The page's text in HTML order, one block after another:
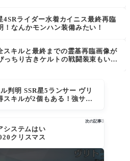
率先して行くのやめなさいよｗ
4SRライダー水着カイニス最終再臨
！なんかモンハン装備みたい！
スキルと最終までの霊基再臨画像が
っちり古きケルトの戦闘装束もいい
判明 SSR星5ランサー ヴリ
スキルが2個もある！強サー
次の記事
システムはい
クリスマス